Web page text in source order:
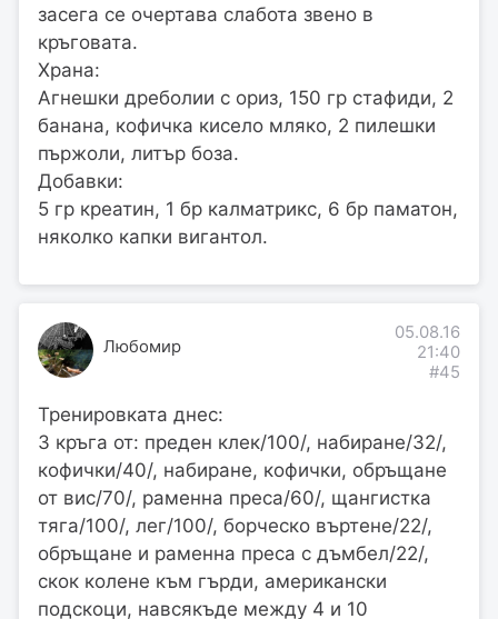
засега се очертава слабота звено в
кръговата.
Храна:
Агнешки дреболии с ориз, 150 гр стафиди, 2
банана, кофичка кисело мляко, 2 пилешки
пържоли, литър боза.
Добавки:
5 гр креатин, 1 бр калматрикс, 6 бр паматон,
няколко капки вигантол.
Любомир
05.08.16
21:40
#45
Тренировката днес:
3 кръга от: преден клек/100/, набиране/32/,
кофички/40/, набиране, кофички, обръщане
от вис/70/, раменна преса/60/, щангистка
тяга/100/, лег/100/, борческо въртене/22/,
обръщане и раменна преса с дъмбел/22/,
скок колене към гърди, американски
подскоци, навсякъде между 4 и 10